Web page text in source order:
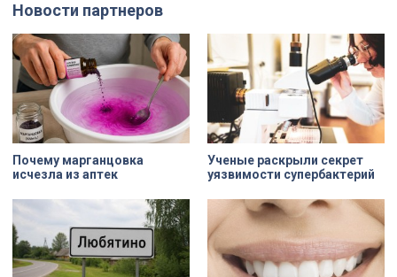
дня стали заезды на специальных
адаптивных карт-машинах, где
ветераны смогли лично
протестировать технику и
почувствовать скорость.
Николая на улице Марата. Здание
XIX века, прошедшее через
несколько перестроек, сегодня
переживает второе рождение.
Жемчужина, объекта культурного
наследия — исторические часы.
Их элементы утрачены на 90%.
Новости партнеров
Почему марганцовка
исчезла из аптек
Ученые раскрыли секрет
уязвимости супербактерий